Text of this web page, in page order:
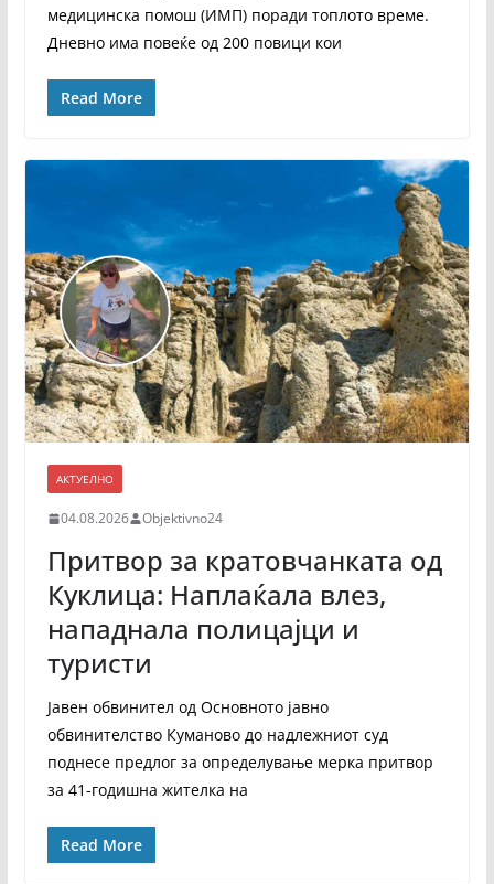
медицинска помош (ИМП) поради топлото време.
Дневно има повеќе од 200 повици кои
Read More
АКТУЕЛНО
04.08.2026 Objektivno24
Притвор за кратовчанката од
Куклица: Наплаќала влез,
нападнала полицајци и
туристи
Јавен обвинител од Основното јавно
обвинителство Куманово до надлежниот суд
поднесе предлог за определување мерка притвор
за 41-годишна жителка на
Read More